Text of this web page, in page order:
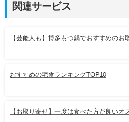
関連サービス
【芸能人も】博多もつ鍋でおすすめのお
おすすめの宅食ランキングTOP10
【お取り寄せ】一度は食べた方が良い